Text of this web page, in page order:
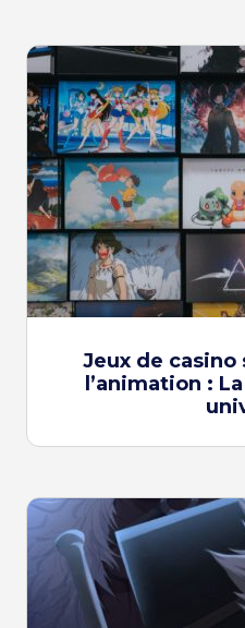
Jeux de
l’animation :